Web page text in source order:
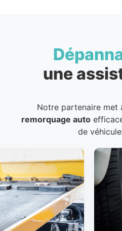
une
Notre partenaire met
remorquage auto
de